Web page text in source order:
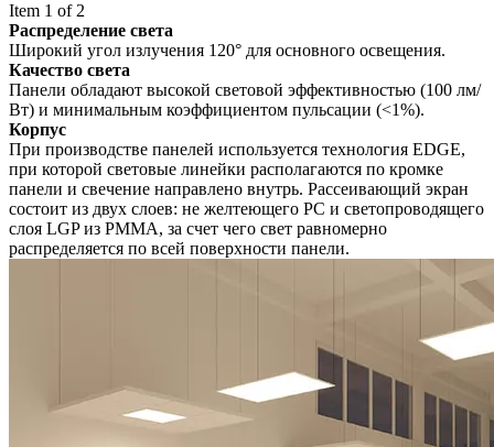
Item 1 of 2
Распределение света
Широкий угол излучения 120° для основного освещения.
Качество света
Панели обладают высокой световой эффективностью (100 лм/
Вт) и минимальным коэффициентом пульсации (<1%).
Корпус
При производстве панелей используется технология EDGE,
при которой световые линейки располагаются по кромке
панели и свечение направлено внутрь. Рассеивающий экран
состоит из двух слоев: не желтеющего PC и светопроводящего
слоя LGP из PMMA, за счет чего свет равномерно
распределяется по всей поверхности панели.